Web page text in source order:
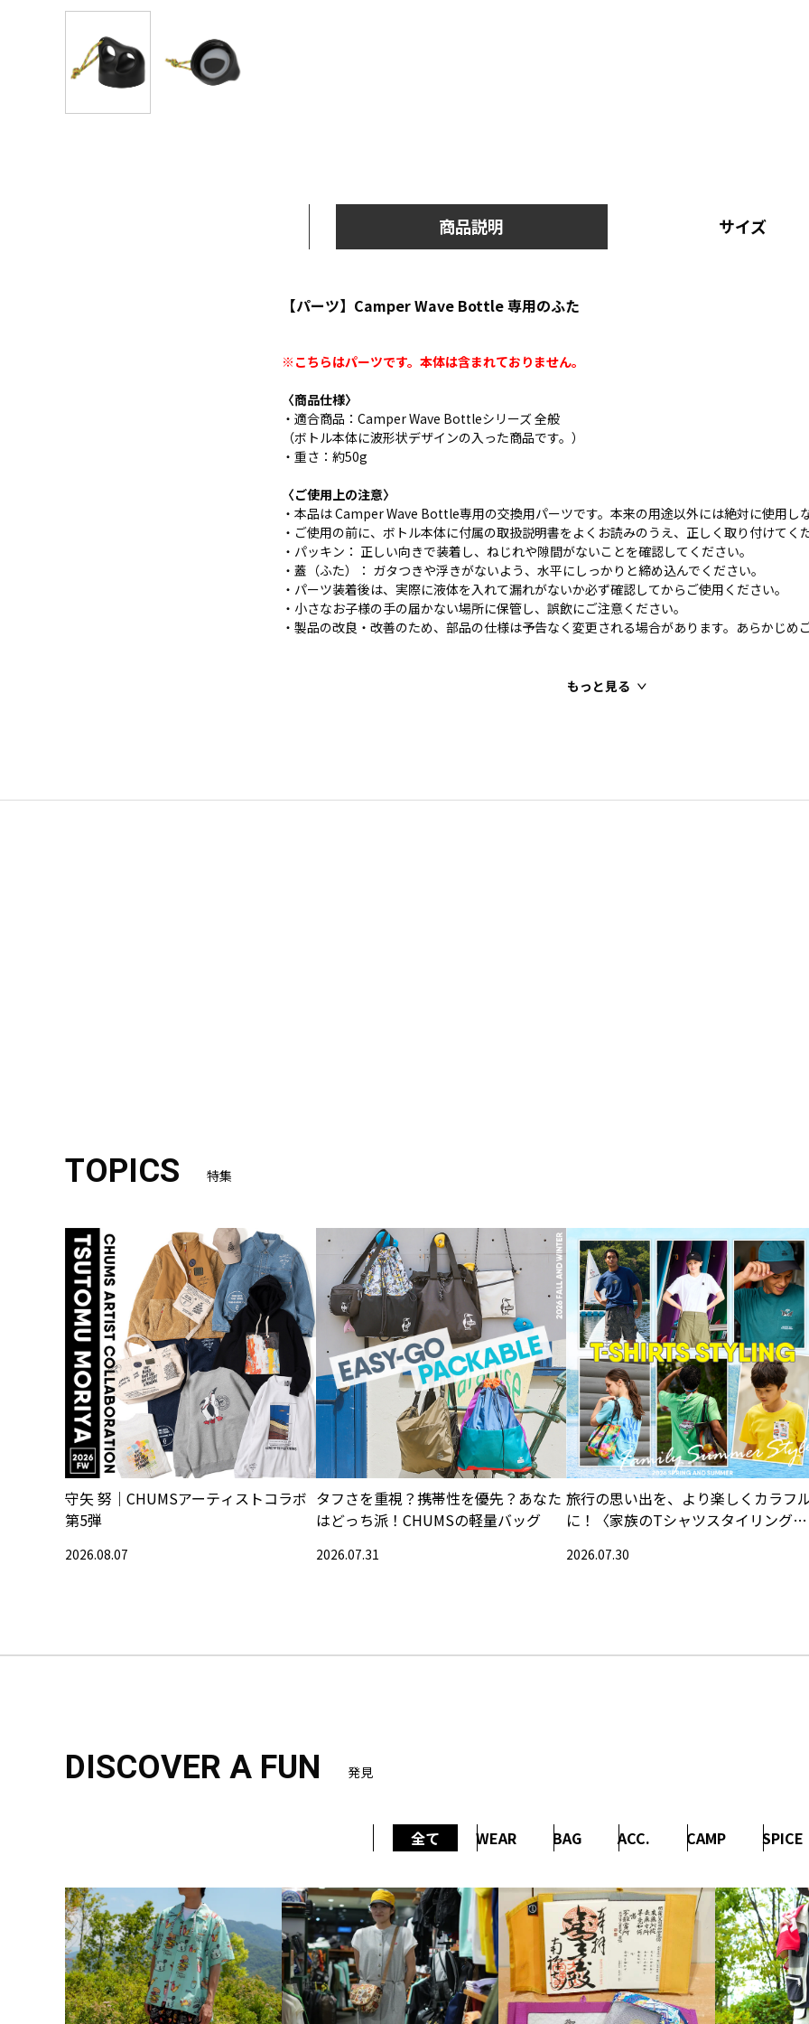
商品説明 サイズ
【パーツ】Camper Wave Bottle 専用のふた
※こちらはパーツです。本体は含まれておりません。
〈商品仕様〉
・適合商品：Camper Wave Bottleシリーズ 全般
（ボトル本体に波形状デザインの入った商品です。）
・重さ：約50g
〈ご使用上の注意〉
・本品は Camper Wave Bottle専用の交換用パーツです。本来の用途以外には絶対に使用し
・ご使用の前に、ボトル本体に付属の取扱説明書をよくお読みのうえ、正しく取り付けてく
・パッキン： 正しい向きで装着し、ねじれや隙間がないことを確認してください。
・蓋（ふた）： ガタつきや浮きがないよう、水平にしっかりと締め込んでください。
・パーツ装着後は、実際に液体を入れて漏れがないか必ず確認してからご使用ください。
・小さなお子様の手の届かない場所に保管し、誤飲にご注意ください。
・製品の改良・改善のため、部品の仕様は予告なく変更される場合があります。あらかじめ
もっと見る
TOPICS 特集
守矢 努｜CHUMSアーティストコラボ
第5弾
2026.08.07
タフさを重視？携帯性を優先？あなた
はどっち派！CHUMSの軽量バッグ
2026.07.31
旅行の思い出を、より楽しくカラフ
に！〈家族のTシャツスタイリング特
2026.07.30
DISCOVER A FUN 発見
全て WEAR BAG ACC. CAMP SPICE